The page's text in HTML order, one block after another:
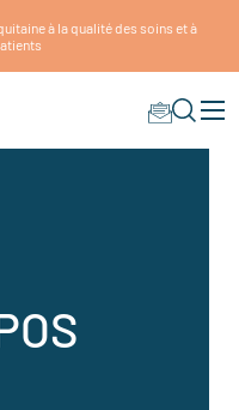
à la qualité des soins et à